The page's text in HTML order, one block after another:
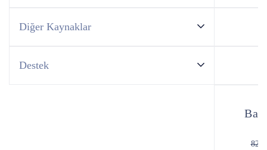
Diğer Kaynaklar
Destek